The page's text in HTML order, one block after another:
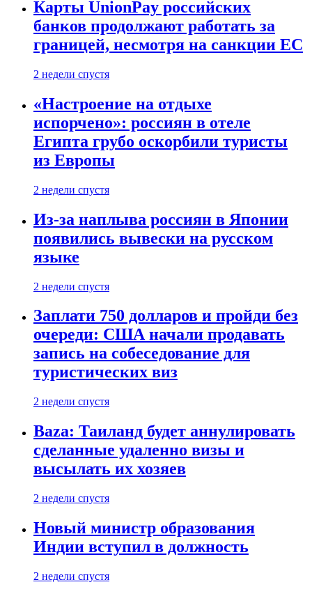
Карты UnionPay российских
банков продолжают работать за
границей, несмотря на санкции ЕС
2 недели спустя
«Настроение на отдыхе
испорчено»: россиян в отеле
Египта грубо оскорбили туристы
из Европы
2 недели спустя
Из-за наплыва россиян в Японии
появились вывески на русском
языке
2 недели спустя
Заплати 750 долларов и пройди без
очереди: США начали продавать
запись на собеседование для
туристических виз
2 недели спустя
Baza: Таиланд будет аннулировать
сделанные удаленно визы и
высылать их хозяев
2 недели спустя
Новый министр образования
Индии вступил в должность
2 недели спустя